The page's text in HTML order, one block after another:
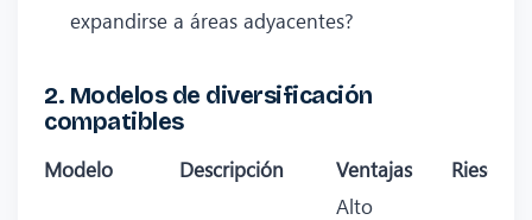
expandirse a áreas adyacentes?
2. Modelos de diversificación
compatibles
Modelo Descripción Ventajas Riesgos
Alto